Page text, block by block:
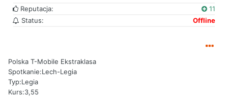
Reputacja:
11
Status:
Offline
Polska T-Mobile Ekstraklasa
Spotkanie:Lech-Legia
Typ:Legia
Kurs:3,55